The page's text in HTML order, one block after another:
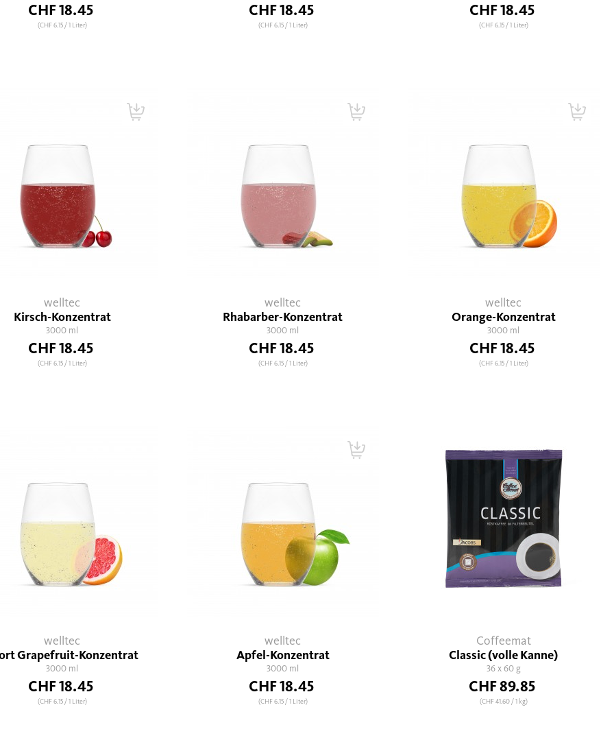
CHF 18.45
(CHF 6.15/ 1 Liter)
CHF 18.45
(CHF 6.15/ 1 Liter)
CHF 18.45
(CHF 6.15/ 1 Liter)
welltec
Kirsch-Konzentrat
3000 ml
CHF 18.45
(CHF 6.15/ 1 Liter)
welltec
Rhabarber-Konzentrat
3000 ml
CHF 18.45
(CHF 6.15/ 1 Liter)
welltec
Orange-Konzentrat
3000 ml
CHF 18.45
(CHF 6.15/ 1 Liter)
welltec
Grapefruit-Konzentrat
3000 ml
CHF 18.45
(CHF 6.15/ 1 Liter)
welltec
Apfel-Konzentrat
3000 ml
CHF 18.45
(CHF 6.15/ 1 Liter)
Coffeemat
Classic (volle Kanne)
36 x 60 g
CHF 89.85
(CHF 41.60/ 1 kg)